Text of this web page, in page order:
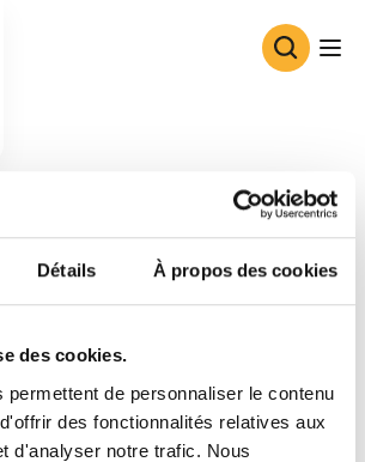
Détails À propos des cookies
des cookies.
permettent de personnaliser le contenu
des fonctionnalités relatives aux
d'analyser notre trafic. Nous
de Validation des